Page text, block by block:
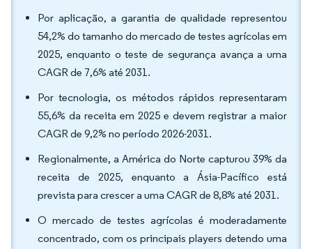
Por aplicação, a garantia de qualidade representou
54,2% do tamanho do mercado de testes agrícolas em
2025, enquanto o teste de segurança avança a uma
CAGR de 7,6% até 2031.
Por tecnologia, os métodos rápidos representaram
55,6% da receita em 2025 e devem registrar a maior
CAGR de 9,2% no período 2026-2031.
Regionalmente, a América do Norte capturou 39% da
receita de 2025, enquanto a Ásia-Pacífico está
prevista para crescer a uma CAGR de 8,8% até 2031.
O mercado de testes agrícolas é moderadamente
concentrado, com os principais players detendo uma